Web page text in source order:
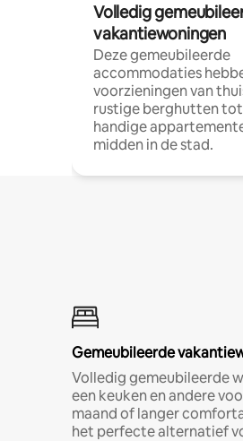
Volledig
vakantiewoningen
Deze gemeubileerde
accommodaties
voorzieningen van
rustige berghutten tot
handige
midden in de stad.
Gemeubileerde
Volledig gemeubileerde
een keuken en andere
maand of langer
het perfecte alternatief